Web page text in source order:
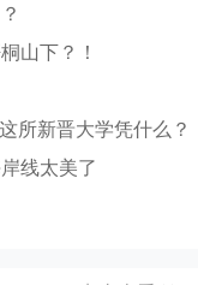
山下？！
所新晋大学凭什么？
线太美了